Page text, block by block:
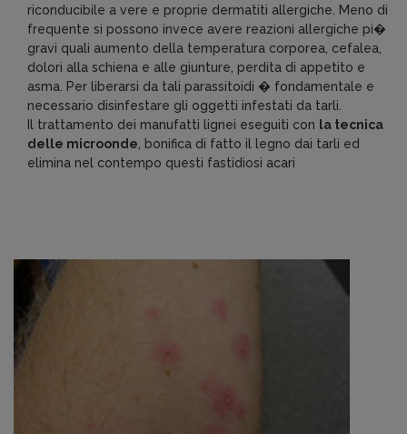
riconducibile a vere e proprie dermatiti allergiche. Meno di
frequente si possono invece avere reazioni allergiche pi�
gravi quali aumento della temperatura corporea, cefalea,
dolori alla schiena e alle giunture, perdita di appetito e
asma. Per liberarsi da tali parassitoidi � fondamentale e
necessario disinfestare gli oggetti infestati da tarli.
Il trattamento dei manufatti lignei eseguiti con la tecnica
delle microonde, bonifica di fatto il legno dai tarli ed
elimina nel contempo questi fastidiosi acari